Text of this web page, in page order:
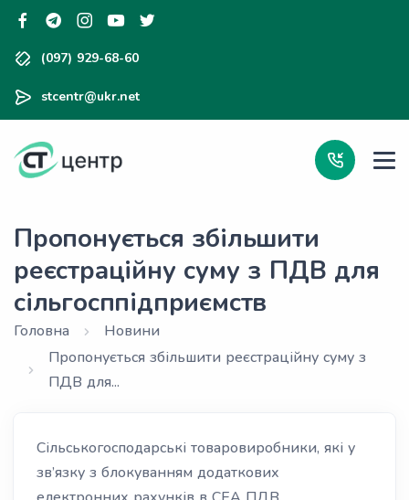
(097) 929-68-60
stcentr@ukr.net
Пропонується збільшити
реєстраційну суму з ПДВ для
сільгосппідприємств
Головна
Новини
Пропонується збільшити реєстраційну суму з
ПДВ для...
Сільськогосподарські товаровиробники, які у
зв’язку з блокуванням додаткових